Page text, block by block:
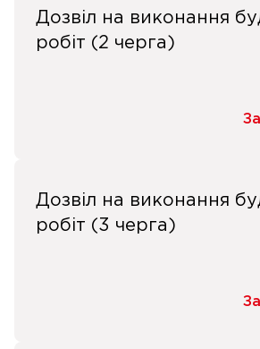
Дозвіл на виконання
робіт (2 черга)
Дозвіл на виконання
робіт (3 черга)